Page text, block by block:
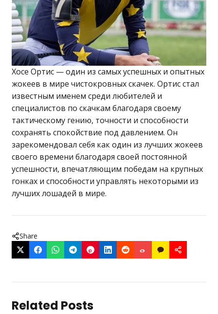
Хосе Ортис — один из самых успешных и опытных
жокеев в мире чистокровных скачек. Ортис стал
известным именем среди любителей и
специалистов по скачкам благодаря своему
тактическому гению, точности и способности
сохранять спокойствие под давлением. Он
зарекомендовал себя как один из лучших жокеев
своего времени благодаря своей постоянной
успешности, впечатляющим победам на крупных
гонках и способности управлять некоторыми из
лучших лошадей в мире.
Share
Related Posts